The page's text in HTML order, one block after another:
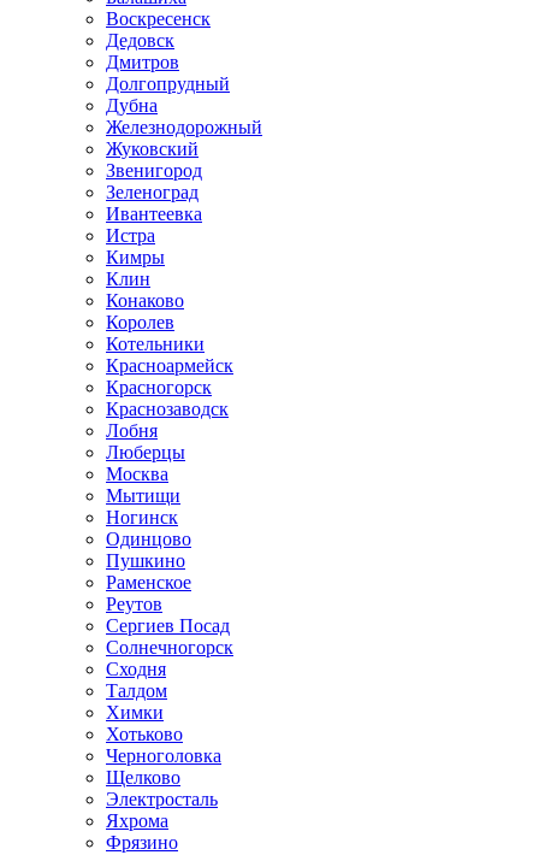
Воскресенск
Дедовск
Дмитров
Долгопрудный
Дубна
Железнодорожный
Жуковский
Звенигород
Зеленоград
Ивантеевка
Истра
Кимры
Клин
Конаково
Королев
Котельники
Красноармейск
Красногорск
Краснозаводск
Лобня
Люберцы
Москва
Мытищи
Ногинск
Одинцово
Пушкино
Раменское
Реутов
Сергиев Посад
Солнечногорск
Сходня
Талдом
Химки
Хотьково
Черноголовка
Щелково
Электросталь
Яхрома
Фрязино